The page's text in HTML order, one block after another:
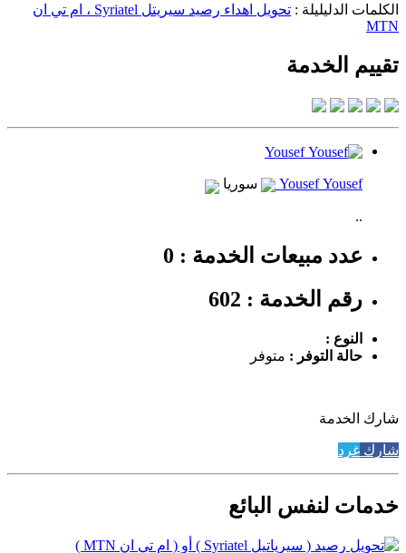
الكلمات الدليليلة :
تحويل اهداء رصيد سيريتل Syriatel ، ام تي ان
MTN
تقييم الخدمة
Yousef Yousef سوريا
..
عدد مبيعات الخدمة : 0
رقم الخدمة : 602
النوع :
حالة التوفر : متوفر
شارك الخدمة
شارك غرد
خدمات لنفس البائع